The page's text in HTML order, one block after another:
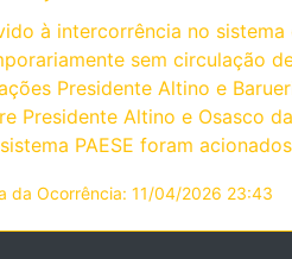
à intercorrência no sistema
sem circulação
Presidente Altino e
Presidente Altino e Osasco
PAESE foram
da Ocorrência: 11/04/2026 23:43